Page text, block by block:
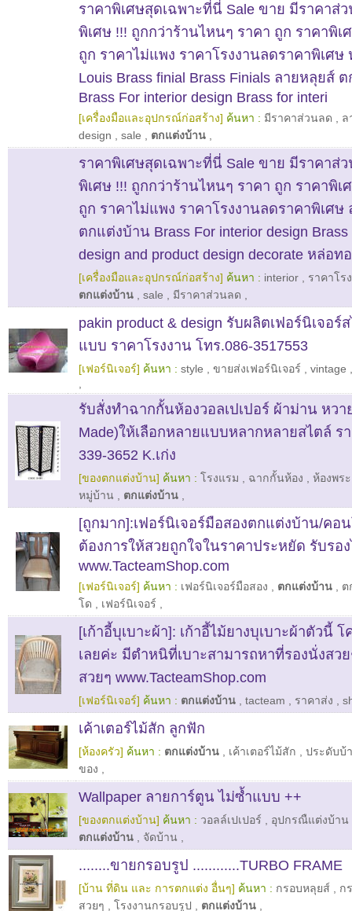
ราคาพิเศษสุดเฉพาะที่นี่ Sale ขาย มีราคาส่
พิเศษ !!! ถูกกว่าร้านไหนๆ ราคา ถูก ราคาพิเ
ถูก ราคาไม่แพง ราคาโรงงานลดราคาพิเศษ
Louis Brass finial Brass Finials ลายหลุยส์
Brass For interior design Brass for interi
[เครื่องมือและอุปกรณ์ก่อสร้าง] ค้นหา : มีราคาส่วนลด
ล
design
sale ตกแต่งบ้าน
ราคาพิเศษสุดเฉพาะที่นี่ Sale ขาย มีราคาส่
พิเศษ !!! ถูกกว่าร้านไหนๆ ราคา ถูก ราคาพิเ
ถูก ราคาไม่แพง ราคาโรงงานลดราคาพิเศษ
ตกแต่งบ้าน Brass For interior design Brass
design and product design decorate หล่อทอ
[เครื่องมือและอุปกรณ์ก่อสร้าง] ค้นหา : interior
ราคาโร
ตกแต่งบ้าน
sale มีราคาส่วนลด
pakin product & design รับผลิตเฟอร์นิเจอร์
แบบ ราคาโรงงาน โทร.086-3517553
[เฟอร์นิเจอร์] ค้นหา : style ขายส่งเฟอร์นิเจอร์ vintage
รับสั่งทำฉากกั้นห้องวอลเปเปอร์ ผ้าม่าน หวา
Made)ให้เลือกหลายแบบหลากหลายสไตล์ ร
339-3652 K.เก่ง
[ของตกแต่งบ้าน] ค้นหา : โรงแรม ฉากกั้นห้อง ห้องพระ
หมู่บ้าน
ตกแต่งบ้าน
[ถูกมาก]:เฟอร์นิเจอร์มือสองตกแต่งบ้าน/คอ
ต้องการให้สวยถูกใจในราคาประหยัด รับรอ
www.TacteamShop.com
[เฟอร์นิเจอร์] ค้นหา : เฟอร์นิเจอร์มือสอง ตกแต่งบ้าน
ต
โด
เฟอร์นิเจอร์
[เก้าอี้บุเบาะผ้า]: เก้าอี้ไม้ยางบุเบาะผ้าตัวนี้ โ
เลยค่ะ มีตำหนิที่เบาะสามารถหาที่รองนั่งสว
สวยๆ www.TacteamShop.com
[เฟอร์นิเจอร์] ค้นหา : ตกแต่งบ้าน tacteam ราคาส่ง
เค้าเตอร์ไม้สัก ลูกฟัก
[ห้องครัว] ค้นหา : ตกแต่งบ้าน เค้าเตอร์ไม้สัก
ประดับบ้
ของ
Wallpaper ลายการ์ตูน ไม่ซ้ำแบบ ++
[ของตกแต่งบ้าน] ค้นหา : วอลล์เปเปอร์ อุปกรณืแต่งบ้าน
ตกแต่งบ้าน
จัดบ้าน
........ขายกรอบรูป ............TURBO FRAME
[บ้าน ที่ดิน และ การตกแต่ง อื่นๆ] ค้นหา : กรอบหลุยส์
ก
สวยๆ
โรงงานกรอบรูป ตกแต่งบ้าน